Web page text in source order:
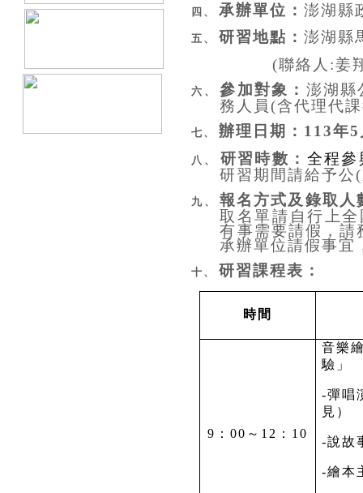
四、 承辦單位：澎湖縣
五、 研習地點：澎湖縣
(聯絡人 :姜
六、 參加對象： 澎湖縣
務人員(含代理代
七、 辦理日期： 113年5
八、 研習時數： 全程參
研習期間請給予公(
九、
報名方式及錄取人
取名單請自行上
有事需要請假，請
承辦單位請假事宜
十、 研習課程表：
時間
9 ： 00 ～ 12 ： 10
音樂
驗」
-彈唱
見）
-說故
-繪本